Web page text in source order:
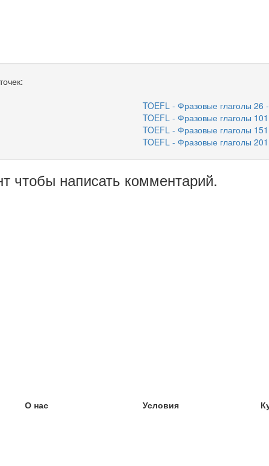
TOEFL - Фразовые глаголы 26
TOEFL - Фразовые глаголы
TOEFL - Фразовые глаголы
TOEFL - Фразовые глаголы
чтобы написать комментарий.
О нас
Условия